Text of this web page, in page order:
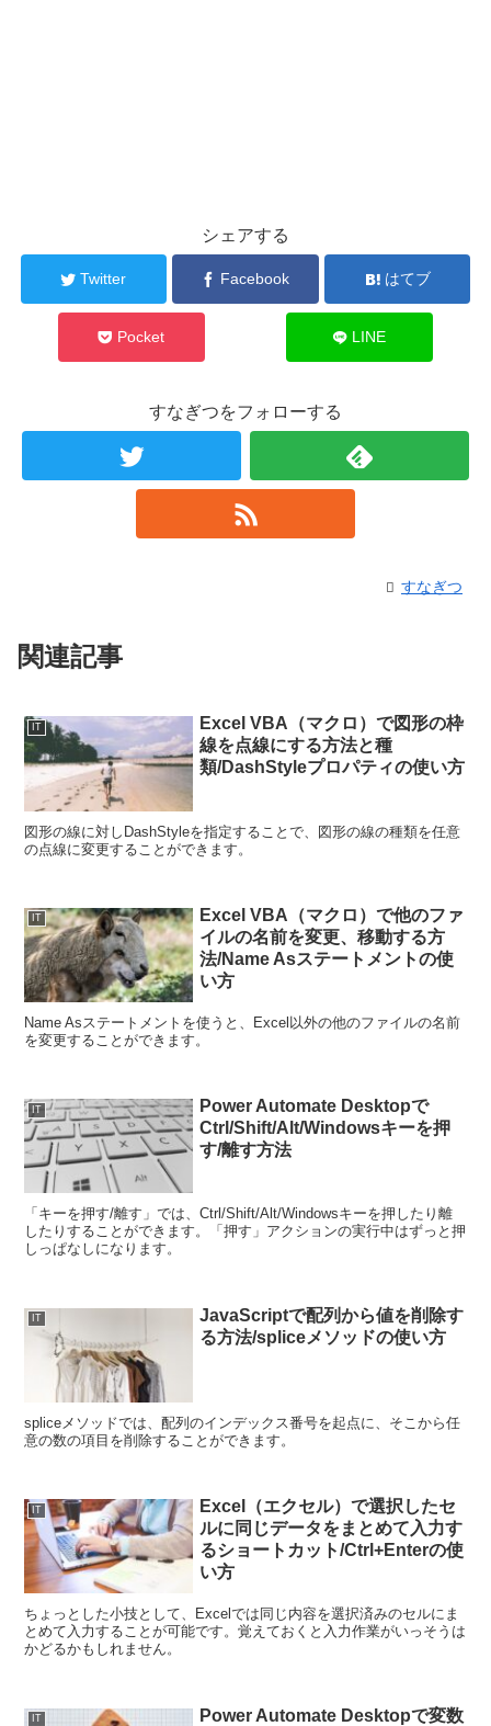
シェアする
Twitter Facebook はてブ
Pocket LINE
すなぎつをフォローする
すなぎつ
関連記事
IT
Excel VBA（マクロ）で図形の枠
線を点線にする方法と種
類/DashStyleプロパティの使い方
図形の線に対しDashStyleを指定することで、図形の線の種類を任意
の点線に変更することができます。
IT
Excel VBA（マクロ）で他のファ
イルの名前を変更、移動する方
法/Name Asステートメントの使
い方
Name Asステートメントを使うと、Excel以外の他のファイルの名前
を変更することができます。
IT
Power Automate Desktopで
Ctrl/Shift/Alt/Windowsキーを押
す/離す方法
「キーを押す/離す」では、Ctrl/Shift/Alt/Windowsキーを押したり離
したりすることができます。「押す」アクションの実行中はずっと押
しっぱなしになります。
IT
JavaScriptで配列から値を削除す
る方法/spliceメソッドの使い方
spliceメソッドでは、配列のインデックス番号を起点に、そこから任
意の数の項目を削除することができます。
IT
Excel（エクセル）で選択したセ
ルに同じデータをまとめて入力す
るショートカット/Ctrl+Enterの使
い方
ちょっとした小技として、Excelでは同じ内容を選択済みのセルにま
とめて入力することが可能です。覚えておくと入力作業がいっそうは
かどるかもしれません。
IT
Power Automate Desktopで変数